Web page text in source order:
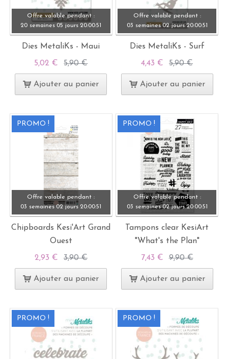
Offre valable pendant :
20 semaines 05 jours 20:00:49
Dies MetaliKs - Maui
5,02 € 5,90 €
Ajouter au panier
Offre valable pendant :
03 semaines 02 jours 20:00:49
Dies MetaliKs - Surf
4,43 € 5,90 €
Ajouter au panier
PROMO !
Offre valable pendant :
03 semaines 02 jours 20:00:49
Chipboards Kesi'Art Grand
Ouest
2,93 € 3,90 €
Ajouter au panier
PROMO !
Offre valable pendant :
03 semaines 02 jours 20:00:49
Tampons clear KesiArt
"What's the Plan"
7,43 € 9,90 €
Ajouter au panier
PROMO ! PROMO !